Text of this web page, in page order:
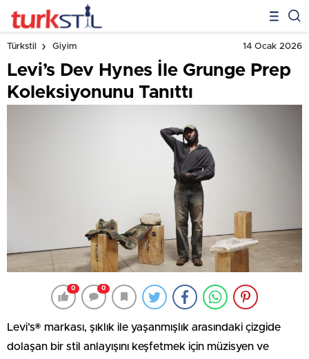
Türkstil Giyim 14 Ocak 2026
Levi’s Dev Hynes İle Grunge Prep
Koleksiyonunu Tanıttı
0 0
Levi’s® markası, şıklık ile yaşanmışlık arasındaki çizgide
dolaşan bir stil anlayışını keşfetmek için müzisyen ve